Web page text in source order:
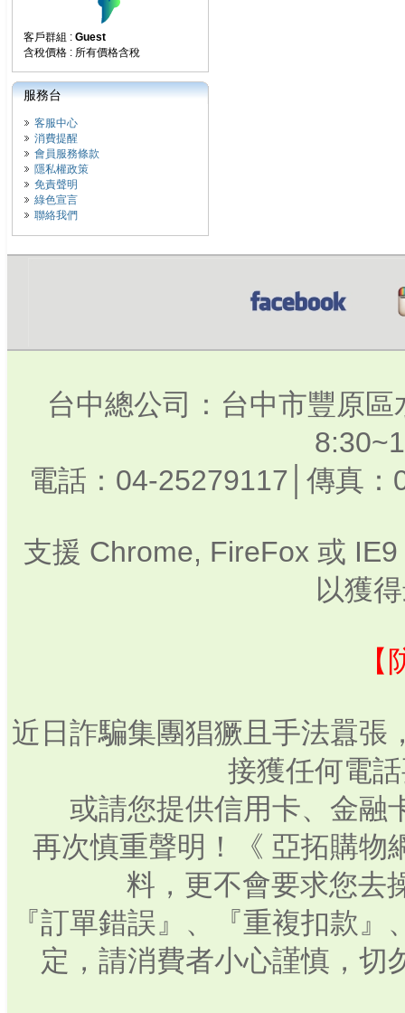
客戶群組 : Guest
含稅價格 : 所有價格含稅
服務台
客服中心
消費提醒
會員服務條款
隱私權政策
免責聲明
綠色宣言
聯絡我們
台中總公司：台中市豐原
電話：04-25279117│傳真
支援 Chrome, FireFox 或
以獲
近日詐騙集團猖獗且手法囂張
接獲任何電
或請您提供信用卡、金融
再次慎重聲明！《 亞拓購物
料，更不會要求您去
『訂單錯誤』、『重複扣款
定，請消費者小心謹慎，切